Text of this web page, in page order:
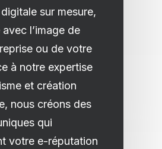
sur mesure,
l’image de
ou de votre
à notre expertise
et création
nous créons des
qui
votre e-réputation